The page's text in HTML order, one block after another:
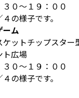
０～１９：００
の様子です。
ム
ットチップスター
広場
０～１９：００
の様子です。